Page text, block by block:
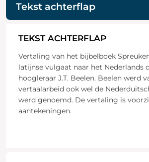
Tekst achterflap
TEKST ACHTERFLAP
Vertaling van het bijbelboek
latijnse vulgaat naar het Nederlands
hoogleraar J.T. Beelen. Beelen werd
vertaalarbeid ook wel de
werd genoemd. De vertaling is
aantekeningen.